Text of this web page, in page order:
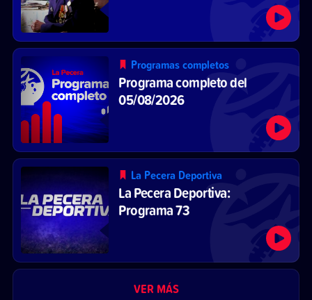
Programas completos
Programa completo del
05/08/2026
La Pecera Deportiva
La Pecera Deportiva:
Programa 73
VER MÁS